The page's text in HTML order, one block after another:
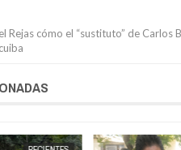
Rejas cómo el “sustituto” de Carlos